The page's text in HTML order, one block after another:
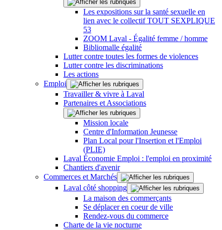
Les expositions sur la santé sexuelle en
lien avec le collectif TOUT SEXPLIQUE
53
ZOOM Laval - Égalité femme / homme
Bibliomalle égalité
Lutter contre toutes les formes de violences
Lutter contre les discriminations
Les actions
Emploi
Travailler & vivre à Laval
Partenaires et Associations
Mission locale
Centre d'Information Jeunesse
Plan Local pour l'Insertion et l'Emploi
(PLIE)
Laval Économie Emploi : l'emploi en proximité
Chantiers d'avenir
Commerces et Marchés
Laval côté shopping
La maison des commerçants
Se déplacer en coeur de ville
Rendez-vous du commerce
Charte de la vie nocturne